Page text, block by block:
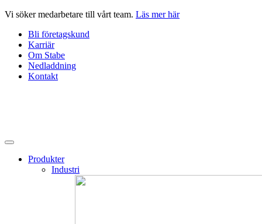
Hoppa
innehåll
Vi söker medarbetare till vårt team. Läs mer här
Bli företagskund
Karriär
Om Stabe
Nedladdning
Kontakt
Produkter
Industri